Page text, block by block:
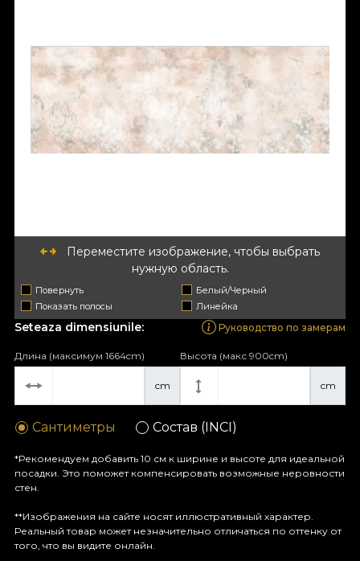
Переместите изображение, чтобы выбрать
нужную область.
Повернуть
Белый/Черный
Показать полосы
Линейка
Seteaza dimensiunile: Руководство по замерам
cm
Длина (максимум 1664cm)
cm
Высота (макс 900cm)
Сантиметры Состав (INCI)
*Рекомендуем добавить 10 см к ширине и высоте для идеальной
посадки. Это поможет компенсировать возможные неровности
стен.
**Изображения на сайте носят иллюстративный характер.
Реальный товар может незначительно отличаться по оттенку от
того, что вы видите онлайн.